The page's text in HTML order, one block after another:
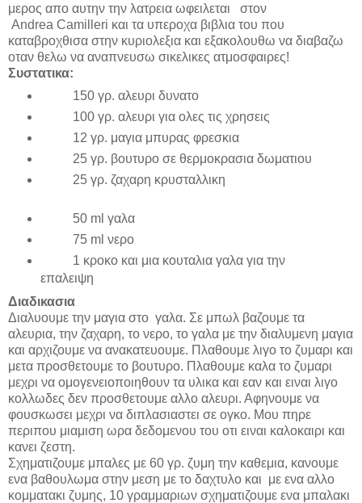
μερος απο αυτην την λατρεια ωφειλεται στον
Andrea Camilleri και τα υπεροχα βιβλια του που
καταβροχθισα στην κυριολεξια και εξακολουθω να διαβαζω
οταν θελω να αναπνευσω σικελικες ατμοσφαιρες!
Συστατικα:
150 γρ. αλευρι δυνατο
100 γρ. αλευρι για ολες τις χρησεις
12 γρ. μαγια μπυρας φρεσκια
25 γρ. βουτυρο σε θερμοκρασια δωματιου
25 γρ. ζαχαρη κρυσταλλικη
50 ml γαλα
75 ml νερο
1 κροκο και μια κουταλια γαλα για την
επαλειψη
Διαδικασια
Διαλυουμε την μαγια στο γαλα. Σε μπωλ βαζουμε τα
αλευρια, την ζαχαρη, το νερο, το γαλα με την διαλυμενη μαγια
και αρχιζουμε να ανακατευουμε. Πλαθουμε λιγο το ζυμαρι και
μετα προσθετουμε το βουτυρο. Πλαθουμε καλα το ζυμαρι
μεχρι να ομογενειοποιηθουν τα υλικα και εαν και ειναι λιγο
κολλωδες δεν προσθετουμε αλλο αλευρι. Αφηνουμε να
φουσκωσει μεχρι να διπλασιαστει σε ογκο. Μου πηρε
περιπου μιαμιση ωρα δεδομενου του οτι ειναι καλοκαιρι και
κανει ζεστη.
Σχηματιζουμε μπαλες με 60 γρ. ζυμη την καθεμια, κανουμε
ενα βαθουλωμα στην μεση με το δαχτυλο και με ενα αλλο
κομματακι ζυμης, 10 γραμμαριων σχηματιζουμε ενα μπαλακι